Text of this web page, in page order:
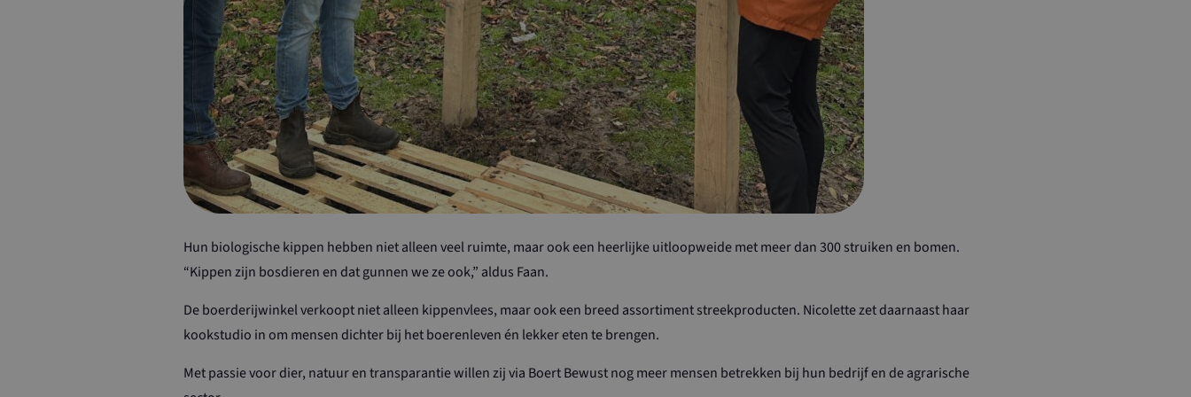
Hun biologische kippen hebben niet alleen veel ruimte, maar ook een heerlijke uitloopweide met meer dan 300 struiken en bomen.
“Kippen zijn bosdieren en dat gunnen we ze ook,” aldus Faan.
De boerderijwinkel verkoopt niet alleen kippenvlees, maar ook een breed assortiment streekproducten. Nicolette zet daarnaast haar
kookstudio in om mensen dichter bij het boerenleven én lekker eten te brengen.
Met passie voor dier, natuur en transparantie willen zij via Boert Bewust nog meer mensen betrekken bij hun bedrijf en de agrarische
maand
Analytics om de sessiestatus te behouden.
Google LLC
.maasenwaalboertbewust.nl
1 jaar 1
maand
Deze cookienaam is gekoppeld aan Google
Universal Analytics - wat een belangrijke
update is van de meer algemeen gebruikte
analyseservice van Google. Deze cookie
wordt gebruikt om unieke gebruikers te
onderscheiden door een willekeurig
gegenereerd nummer toe te wijzen als klant-
ID. Het is opgenomen in elk paginaverzoek
op een site en wordt gebruikt om
bezoekers-, sessie- en campagnegegevens te
berekenen voor de analyserapporten van de
site.